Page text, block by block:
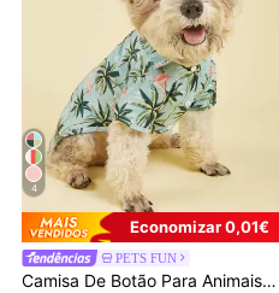
4
Economizar 0,01€
PETS FUN
Camisa De Botão Para Animais De Estimação De Duas Patas Com Gola Para Gatos E Cachorros De Férias Na Praia Havaiana Na Primavera, Verão E Outono